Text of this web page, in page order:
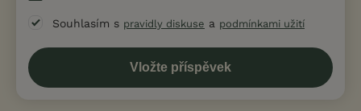
Souhlasím s pravidly diskuse a podmínkami užití